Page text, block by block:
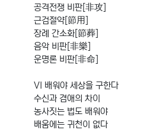
공격전쟁 비판[非攻]
근검절약[節用]
장례 간소화[節葬]
음악 비판[非樂]
운명론 비판[非命]
VI 배워야 세상을 구한다
수신과 겸애의 차이
농사짓는 법도 배워야
배움에는 귀천이 없다